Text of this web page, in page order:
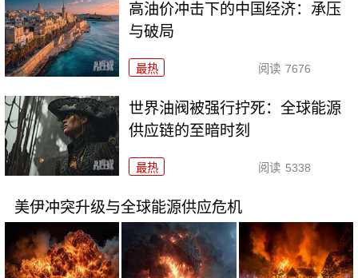
高油价冲击下的中国经济：承压
与破局
最热 阅读 7676
世界油阀被强行拧死：全球能源
供应链的至暗时刻
最热 阅读 5338
美伊冲突升级与全球能源供应危机